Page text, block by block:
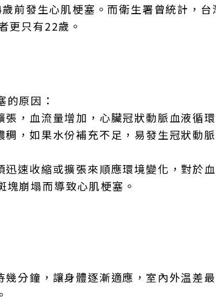
前發生心肌梗塞。而衛生署曾統計，
更只有22歲。
原因：
，血流量增加，心臟冠狀動脈血液循環
，如果水份補充不足，易發生冠狀動
速收縮或擴張來順應環境變化，對於
崩塌而導致心肌梗塞。
分鐘，讓身體逐漸適應，室內外温差